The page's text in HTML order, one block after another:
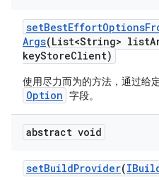
setBestEffortOptions
Args(List<String> list
keyStoreClient)
使用尽力而为的方法，通过给
Option 字段。
abstract void
setBuildProvider(